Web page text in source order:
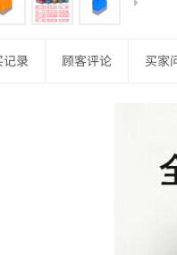
记录 顾客评论 买家